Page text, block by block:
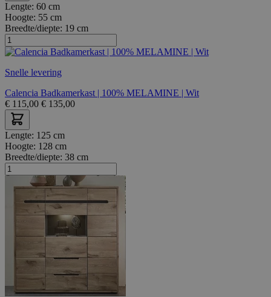
Lengte: 60 cm
Hoogte: 55 cm
Breedte/diepte: 19 cm
Snelle levering
Calencia Badkamerkast | 100% MELAMINE | Wit
€ 115,00 € 135,00
Lengte: 125 cm
Hoogte: 128 cm
Breedte/diepte: 38 cm